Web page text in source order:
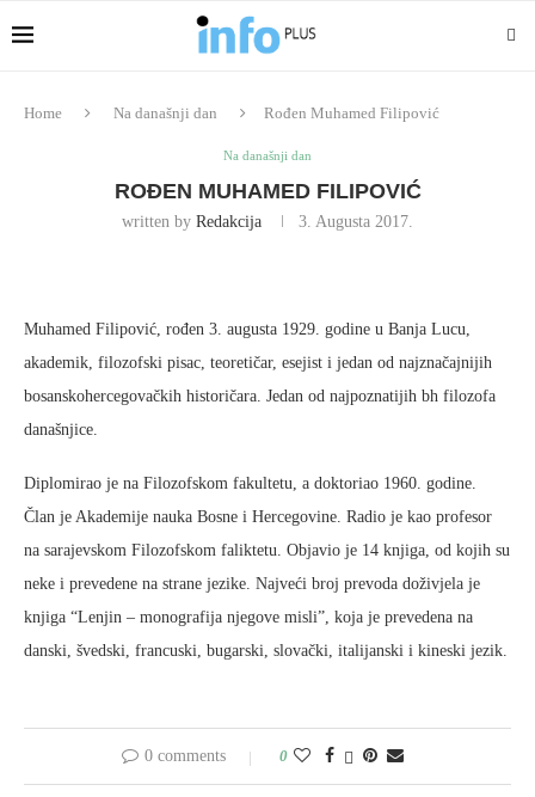
Home Na današnji dan Rođen Muhamed Filipović
Na današnji dan
ROĐEN MUHAMED FILIPOVIĆ
written by Redakcija 3. Augusta 2017.
Muhamed Filipović, rođen 3. augusta 1929. godine u Banja Lucu,
akademik, filozofski pisac, teoretičar, esejist i jedan od najznačajnijih
bosanskohercegovačkih historičara. Jedan od najpoznatijih bh filozofa
današnjice.
Diplomirao je na Filozofskom fakultetu, a doktoriao 1960. godine.
Član je Akademije nauka Bosne i Hercegovine. Radio je kao profesor
na sarajevskom Filozofskom faliktetu. Objavio je 14 knjiga, od kojih su
neke i prevedene na strane jezike. Najveći broj prevoda doživjela je
knjiga “Lenjin – monografija njegove misli”, koja je prevedena na
danski, švedski, francuski, bugarski, slovački, italijanski i kineski jezik.
0 comments 0